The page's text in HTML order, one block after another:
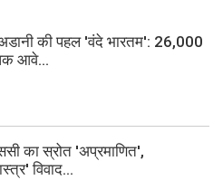
की पहल 'वंदे भारतम': 26,000
आवे...
का स्रोत 'अप्रमाणित',
विवाद...